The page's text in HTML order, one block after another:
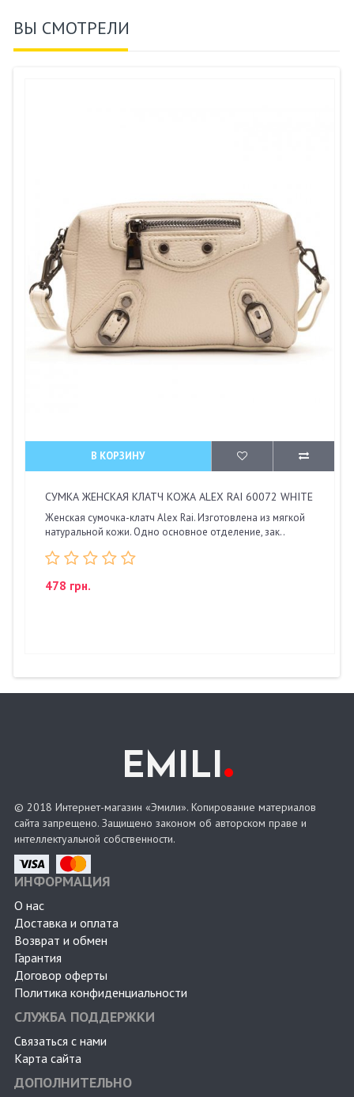
ВЫ СМОТРЕЛИ
В КОРЗИНУ
СУМКА ЖЕНСКАЯ КЛАТЧ КОЖА ALEX RAI 60072 WHITE
Женская сумочка-клатч Alex Rai. Изготовлена из мягкой
натуральной кожи. Одно основное отделение, зак..
478 грн.
EMILI.
© 2018 Интернет-магазин «Эмили». Копирование материалов
сайта запрещено. Защищено законом об авторском праве и
интеллектуальной собственности.
ИНФОРМАЦИЯ
О нас
Доставка и оплата
Возврат и обмен
Гарантия
Договор оферты
Политика конфиденциальности
СЛУЖБА ПОДДЕРЖКИ
Связаться с нами
Карта сайта
ДОПОЛНИТЕЛЬНО